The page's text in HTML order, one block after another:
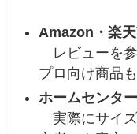
Amazon・楽
レビューを参
プロ向け商品
ホームセンタ
実際にサイ